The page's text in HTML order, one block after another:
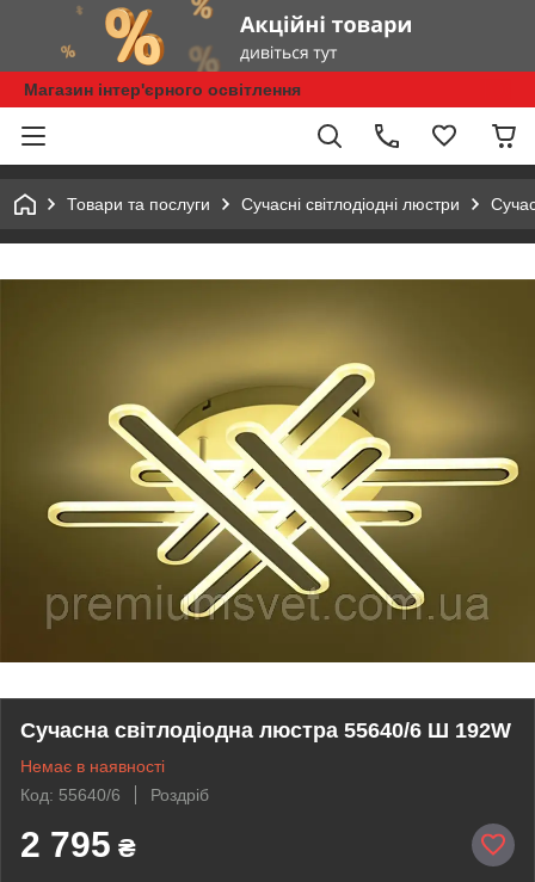
Магазин інтер'єрного освітлення
Товари та послуги Сучасні світлодіодні люстри
Сучасна світлодіодна люстра 55640/6 Ш 192W
Немає в наявності
Код: 55640/6
Роздріб
2 795 ₴